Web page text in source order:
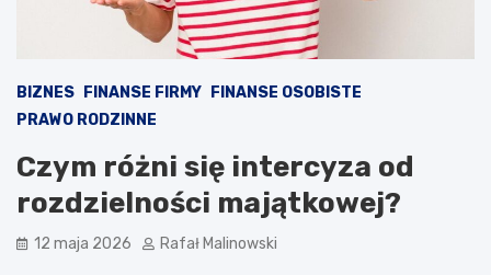
BIZNES FINANSE FIRMY
FINANSE OSOBISTE
PRAWO RODZINNE
Czym różni się intercyza od
rozdzielności majątkowej?
12 maja 2026 Rafał Malinowski